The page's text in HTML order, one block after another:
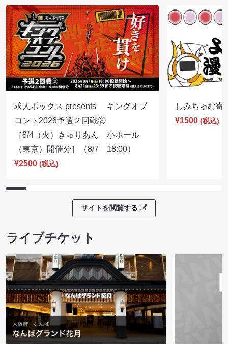
求人ボックス presents キングオブ
コント2026予選２回戦②
［8/4（火）きゅりあん 小ホール
（東京）開催分］（8/7 18:00）
¥2500 (税込)
しみちゃむ
¥1500 (税込)
サイトを閲覧する
ライブチケット